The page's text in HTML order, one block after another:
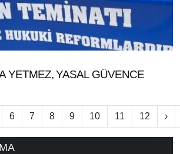
YETMEZ, YASAL GÜVENCE
6 7 8 9 10 11 12 ›